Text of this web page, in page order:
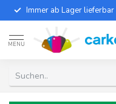
Immer ab Lager lieferbar
MENU